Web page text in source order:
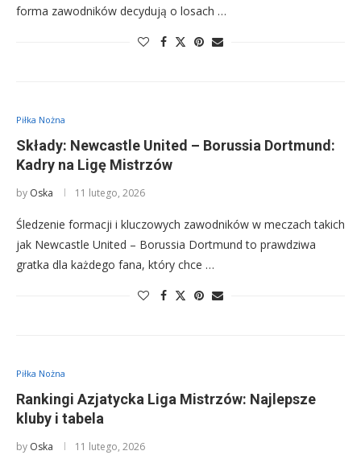
forma zawodników decydują o losach …
Piłka Nożna
Składy: Newcastle United – Borussia Dortmund:
Kadry na Ligę Mistrzów
by Oska 11 lutego, 2026
Śledzenie formacji i kluczowych zawodników w meczach takich
jak Newcastle United – Borussia Dortmund to prawdziwa
gratka dla każdego fana, który chce …
Piłka Nożna
Rankingi Azjatycka Liga Mistrzów: Najlepsze
kluby i tabela
by Oska 11 lutego, 2026